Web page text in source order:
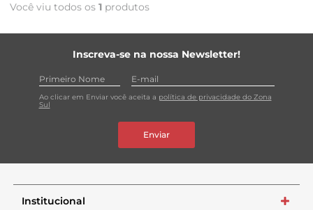
Você viu todos os 1 produtos
Inscreva-se na nossa Newsletter!
Ao clicar em Enviar você aceita a política de privacidade do Zona
Sul
Enviar
Institucional +